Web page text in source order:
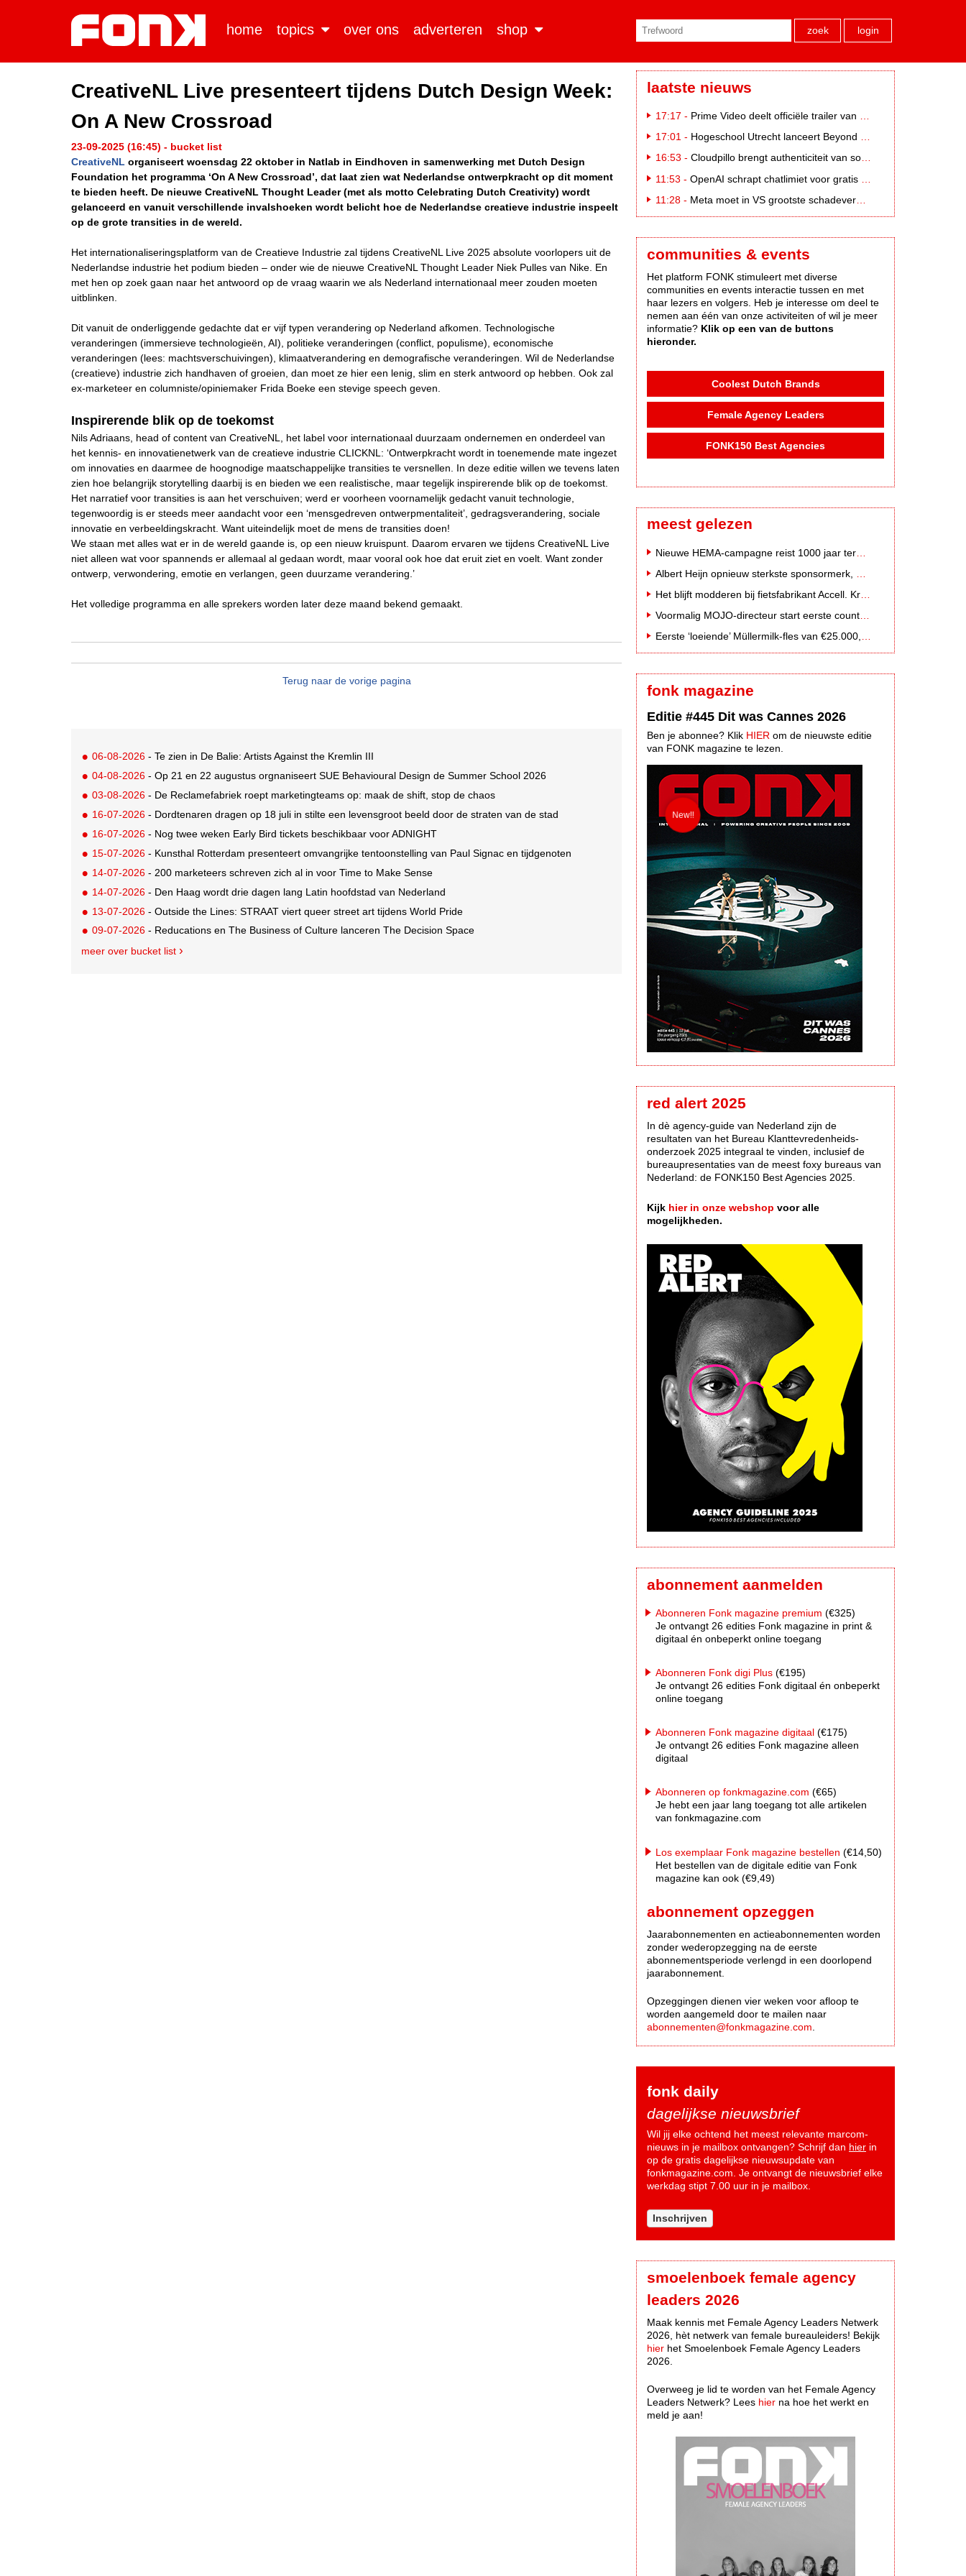
home topics over ons adverteren shop zoek login
CreativeNL Live presenteert tijdens Dutch Design Week:
On A New Crossroad
23-09-2025 (16:45) - bucket list
CreativeNL organiseert woensdag 22 oktober in Natlab in Eindhoven in samenwerking met Dutch Design
Foundation het programma ‘On A New Crossroad’, dat laat zien wat Nederlandse ontwerpkracht op dit moment
te bieden heeft. De nieuwe CreativeNL Thought Leader (met als motto Celebrating Dutch Creativity) wordt
gelanceerd en vanuit verschillende invalshoeken wordt belicht hoe de Nederlandse creatieve industrie inspeelt
op de grote transities in de wereld.
Het internationaliseringsplatform van de Creatieve Industrie zal tijdens CreativeNL Live 2025 absolute voorlopers uit de
Nederlandse industrie het podium bieden – onder wie de nieuwe CreativeNL Thought Leader Niek Pulles van Nike. En
met hen op zoek gaan naar het antwoord op de vraag waarin we als Nederland internationaal meer zouden moeten
uitblinken.
Dit vanuit de onderliggende gedachte dat er vijf typen verandering op Nederland afkomen. Technologische
veranderingen (immersieve technologieën, AI), politieke veranderingen (conflict, populisme), economische
veranderingen (lees: machtsverschuivingen), klimaatverandering en demografische veranderingen. Wil de Nederlandse
(creatieve) industrie zich handhaven of groeien, dan moet ze hier een lenig, slim en sterk antwoord op hebben. Ook zal
ex-marketeer en columniste/opiniemaker Frida Boeke een stevige speech geven.
Inspirerende blik op de toekomst
Nils Adriaans, head of content van CreativeNL, het label voor internationaal duurzaam ondernemen en onderdeel van
het kennis- en innovatienetwerk van de creatieve industrie CLICKNL: ‘Ontwerpkracht wordt in toenemende mate ingezet
om innovaties en daarmee de hoognodige maatschappelijke transities te versnellen. In deze editie willen we tevens laten
zien hoe belangrijk storytelling daarbij is en bieden we een realistische, maar tegelijk inspirerende blik op de toekomst.
Het narratief voor transities is aan het verschuiven; werd er voorheen voornamelijk gedacht vanuit technologie,
tegenwoordig is er steeds meer aandacht voor een ‘mensgedreven ontwerpmentaliteit’, gedragsverandering, sociale
innovatie en verbeeldingskracht. Want uiteindelijk moet de mens de transities doen!
We staan met alles wat er in de wereld gaande is, op een nieuw kruispunt. Daarom ervaren we tijdens CreativeNL Live
niet alleen wat voor spannends er allemaal al gedaan wordt, maar vooral ook hoe dat eruit ziet en voelt. Want zonder
ontwerp, verwondering, emotie en verlangen, geen duurzame verandering.’
Het volledige programma en alle sprekers worden later deze maand bekend gemaakt.
Terug naar de vorige pagina
06-08-2026 - Te zien in De Balie: Artists Against the Kremlin III
04-08-2026 - Op 21 en 22 augustus orgnaniseert SUE Behavioural Design de Summer School 2026
03-08-2026 - De Reclamefabriek roept marketingteams op: maak de shift, stop de chaos
16-07-2026 - Dordtenaren dragen op 18 juli in stilte een levensgroot beeld door de straten van de stad
16-07-2026 - Nog twee weken Early Bird tickets beschikbaar voor ADNIGHT
15-07-2026 - Kunsthal Rotterdam presenteert omvangrijke tentoonstelling van Paul Signac en tijdgenoten
14-07-2026 - 200 marketeers schreven zich al in voor Time to Make Sense
14-07-2026 - Den Haag wordt drie dagen lang Latin hoofdstad van Nederland
13-07-2026 - Outside the Lines: STRAAT viert queer street art tijdens World Pride
09-07-2026 - Reducations en The Business of Culture lanceren The Decision Space
meer over bucket list
laatste nieuws
17:17 - Prime Video deelt officiële trailer van L*VE KLEINE
17:01 - Hogeschool Utrecht lanceert Beyond Campus binnen International Creative Business
16:53 - Cloudpillo brengt authenticiteit van social naar tv
11:53 - OpenAI schrapt chatlimiet voor gratis ChatGPT-gebruikers
11:28 - Meta moet in VS grootste schadevergoeding ooit betalen: 567 miljoen dollar
communities & events
Het platform FONK stimuleert met diverse
communities en events interactie tussen en met
haar lezers en volgers. Heb je interesse om deel te
nemen aan één van onze activiteiten of wil je meer
informatie? Klik op een van de buttons
hieronder.
Coolest Dutch Brands
Female Agency Leaders
FONK150 Best Agencies
meest gelezen
Eerste ‘loeiende’ Müllermilk-fles van €25.000,- gevonden
fonk magazine
Editie #445 Dit was Cannes 2026
Ben je abonnee? Klik HIER om de nieuwste editie
van FONK magazine te lezen.
red alert 2025
In dè agency-guide van Nederland zijn de
resultaten van het Bureau Klanttevredenheids-
onderzoek 2025 integraal te vinden, inclusief de
bureaupresentaties van de meest foxy bureaus van
Nederland: de FONK150 Best Agencies 2025.
Kijk hier in onze webshop voor alle
mogelijkheden.
abonnement aanmelden
Abonneren Fonk magazine premium (€325)
Je ontvangt 26 edities Fonk magazine in print &
digitaal én onbeperkt online toegang
Abonneren Fonk digi Plus (€195)
Je ontvangt 26 edities Fonk digitaal én onbeperkt
online toegang
Abonneren Fonk magazine digitaal (€175)
Je ontvangt 26 edities Fonk magazine alleen
digitaal
Abonneren op fonkmagazine.com (€65)
Je hebt een jaar lang toegang tot alle artikelen
van fonkmagazine.com
Los exemplaar Fonk magazine bestellen (€14,50)
Het bestellen van de digitale editie van Fonk
magazine kan ook (€9,49)
abonnement opzeggen
Jaarabonnementen en actieabonnementen worden
zonder wederopzegging na de eerste
abonnementsperiode verlengd in een doorlopend
jaarabonnement.
Opzeggingen dienen vier weken voor afloop te
worden aangemeld door te mailen naar
abonnementen@fonkmagazine.com
fonk daily
dagelijkse nieuwsbrief
Wil jij elke ochtend het meest relevante marcom-
nieuws in je mailbox ontvangen? Schrijf dan hier in
op de gratis dagelijkse nieuwsupdate van
fonkmagazine.com. Je ontvangt de nieuwsbrief elke
werkdag stipt 7.00 uur in je mailbox.
Inschrijven
smoelenboek female agency
leaders 2026
Maak kennis met Female Agency Leaders Netwerk
2026, hèt netwerk van female bureauleiders! Bekijk
hier het Smoelenboek Female Agency Leaders
2026.
Overweeg je lid te worden van het Female Agency
Leaders Netwerk? Lees hier na hoe het werkt en
meld je aan!